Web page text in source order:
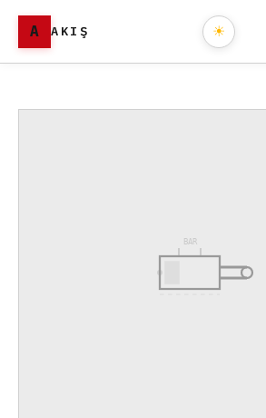
A AKIŞ ☀
BAR